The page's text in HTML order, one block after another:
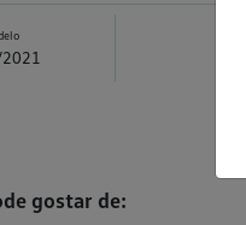
gostar de: